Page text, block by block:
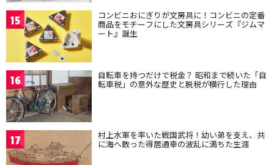
15 コンビニおにぎりが文房具に！コンビニの定番
商品をモチーフにした文房具シリーズ『ジムマ
ート』誕生
16 自転車を持つだけで税金？ 昭和まで続いた「自
転車税」の意外な歴史と脱税が横行した理由
17 村上水軍を率いた戦国武将！幼い弟を支え、共
に海へ散った得居通幸の波乱に満ちた生涯